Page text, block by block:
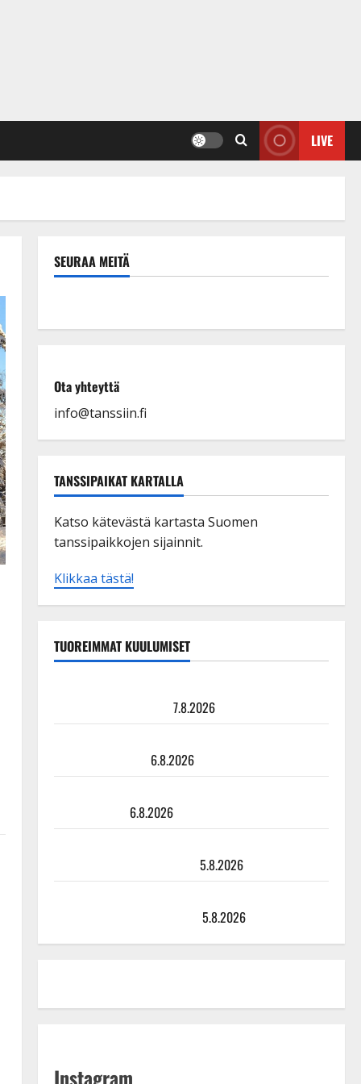
LIVE
SEURAA MEITÄ
Ota yhteyttä
info@tanssiin.fi
TANSSIPAIKAT KARTALLA
Katso kätevästä kartasta Suomen
tanssipaikkojen sijainnit.
Klikkaa tästä!
TUOREIMMAT KUULUMISET
7.8.2026
6.8.2026
6.8.2026
5.8.2026
5.8.2026
Instagram